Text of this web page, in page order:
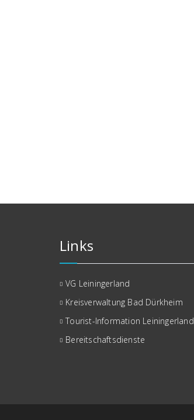
Links
VG Leiningerland
Kreisverwaltung Bad Dürkheim
Tourist-Information Leiningerland
Bereitschaftsdienste